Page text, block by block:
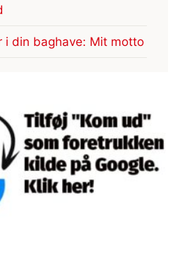
i din baghave: Mit motto